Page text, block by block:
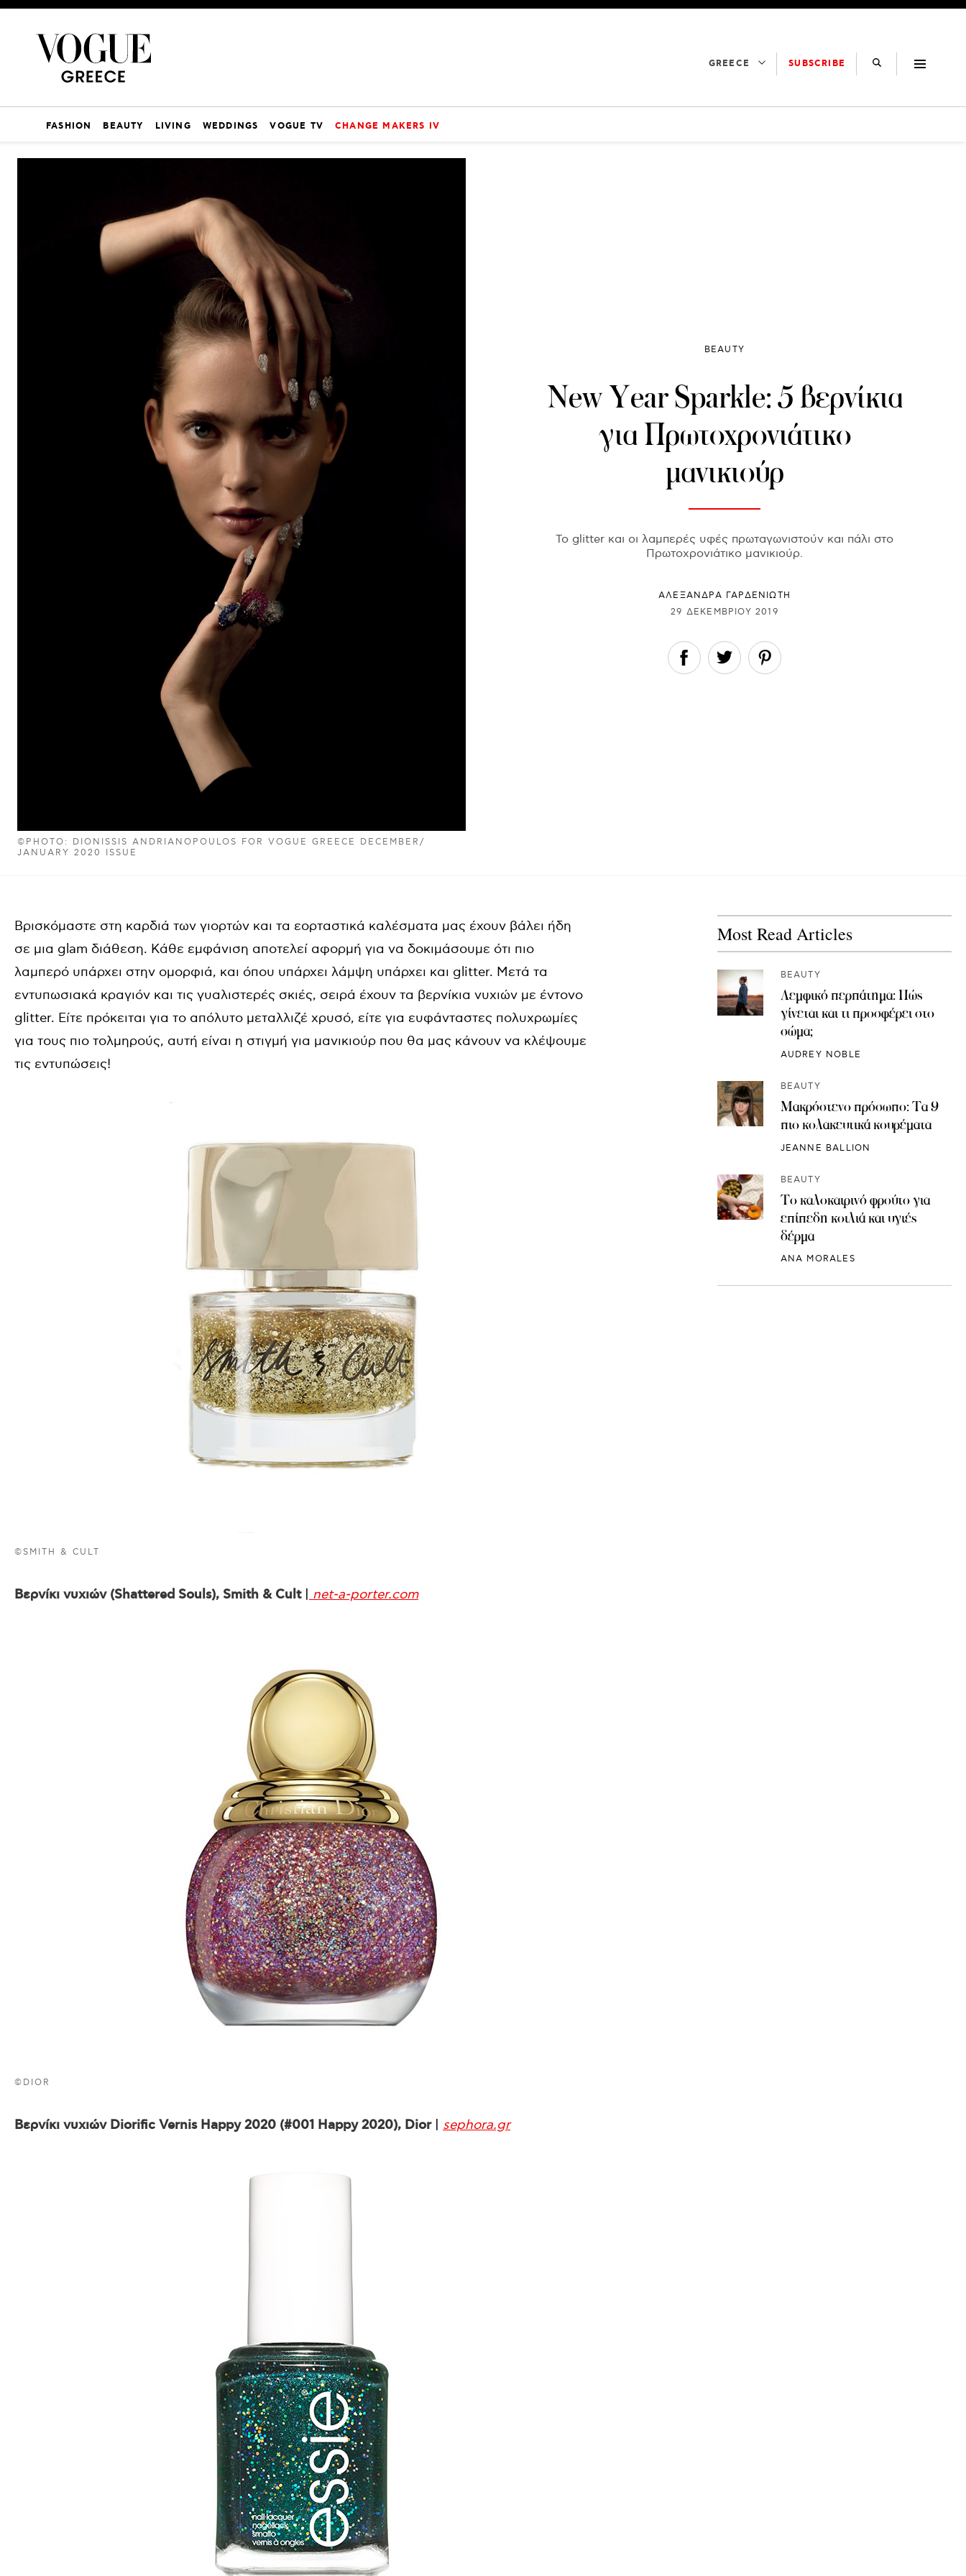
GREECE SUBSCRIBE
FASHION BEAUTY LIVING WEDDINGS VOGUE TV CHANGE MAKERS IV
©PHOTO: DIONISSIS ANDRIANOPOULOS FOR VOGUE GREECE DECEMBER/
JANUARY 2020 ISSUE
BEAUTY
New Year Sparkle: 5 βερνίκια
για Πρωτοχρονιάτικο
μανικιούρ
Το glitter και οι λαμπερές υφές πρωταγωνιστούν και πάλι στο
Πρωτοχρονιάτικο μανικιούρ.
ΑΛΕΞΑΝΔΡΑ ΓΑΡΔΕΝΙΩΤΗ
29 ΔΕΚΕΜΒΡΊΟΥ 2019
Βρισκόμαστε στη καρδιά των γιορτών και τα εορταστικά καλέσματα μας έχουν βάλει ήδη
σε μια glam διάθεση. Κάθε εμφάνιση αποτελεί αφορμή για να δοκιμάσουμε ότι πιο
λαμπερό υπάρχει στην ομορφιά, και όπου υπάρχει λάμψη υπάρχει και glitter. Μετά τα
εντυπωσιακά κραγιόν και τις γυαλιστερές σκιές, σειρά έχουν τα βερνίκια νυχιών με έντονο
glitter. Είτε πρόκειται για το απόλυτο μεταλλιζέ χρυσό, είτε για ευφάνταστες πολυχρωμίες
για τους πιο τολμηρούς, αυτή είναι η στιγμή για μανικιούρ που θα μας κάνουν να κλέψουμε
τις εντυπώσεις!
©SMITH & CULT
Βερνίκι νυχιών (Shattered Souls), Smith & Cult| net-a-porter.com
©DIOR
Βερνίκι νυχιών Diorific Vernis Happy 2020 (#001 Happy 2020), Dior| sephora.gr
Most Read Articles
BEAUTY
Λεμφικό περπάτημα: Πώς
γίνεται και τι προσφέρει στο
σώμα;
AUDREY NOBLE
BEAUTY
Μακρόστενο πρόσωπο: Τα 9
πιο κολακευτικά κουρέματα
JEANNE BALLION
BEAUTY
Το καλοκαιρινό φρούτο για
επίπεδη κοιλιά και υγιές
δέρμα
ANA MORALES